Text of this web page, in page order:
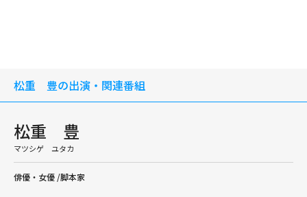
松重 豊の出演・関連番組
松重 豊
マツシゲ ユタカ
俳優・女優 /脚本家